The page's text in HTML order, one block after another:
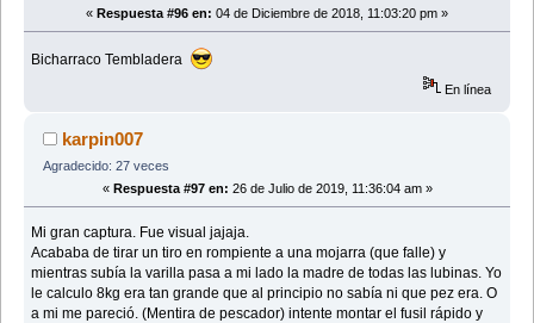
« Respuesta #96 en: 04 de Diciembre de 2018, 11:03:20 pm »
Bicharraco Tembladera
En línea
karpin007
Agradecido: 27 veces
« Respuesta #97 en: 26 de Julio de 2019, 11:36:04 am »
Mi gran captura. Fue visual jajaja.
Acababa de tirar un tiro en rompiente a una mojarra (que falle) y
mientras subía la varilla pasa a mi lado la madre de todas las lubinas. Yo
le calculo 8kg era tan grande que al principio no sabía ni que pez era. O
a mi me pareció. (Mentira de pescador) intente montar el fusil rápido y